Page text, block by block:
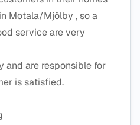
Motala/Mjölby , so a
service are very
and are responsible for
is satisfied.